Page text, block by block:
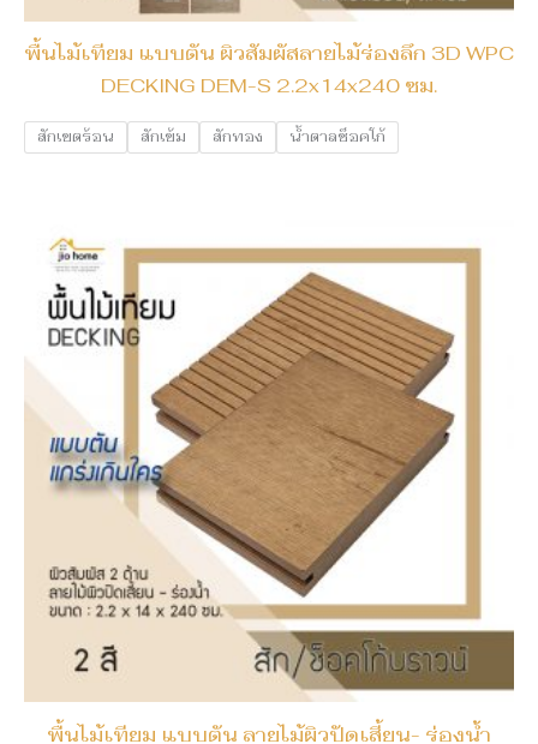
พื้นไม้เทียม แบบตัน ผิวสัมผัสลายไม้ร่องลึก 3D WPC
DECKING DEM-S 2.2x14x240 ซม.
สักเขตร้อน สักเข้ม สักทอง น้ำตาลช็อคโก้
พื้นไม้เทียม แบบตัน ลายไม้ผิวปัดเสี้ยน- ร่องน้ำ